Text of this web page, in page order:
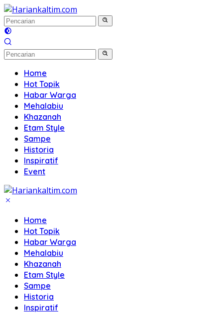
Langsung
ke
konten
Home
Hot Topik
Habar Warga
Mehalabiu
Khazanah
Etam Style
Sampe
Historia
Inspiratif
Event
Home
Hot Topik
Habar Warga
Mehalabiu
Khazanah
Etam Style
Sampe
Historia
Inspiratif